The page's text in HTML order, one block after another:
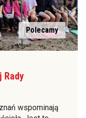
Polecamy
Rady
wspominają